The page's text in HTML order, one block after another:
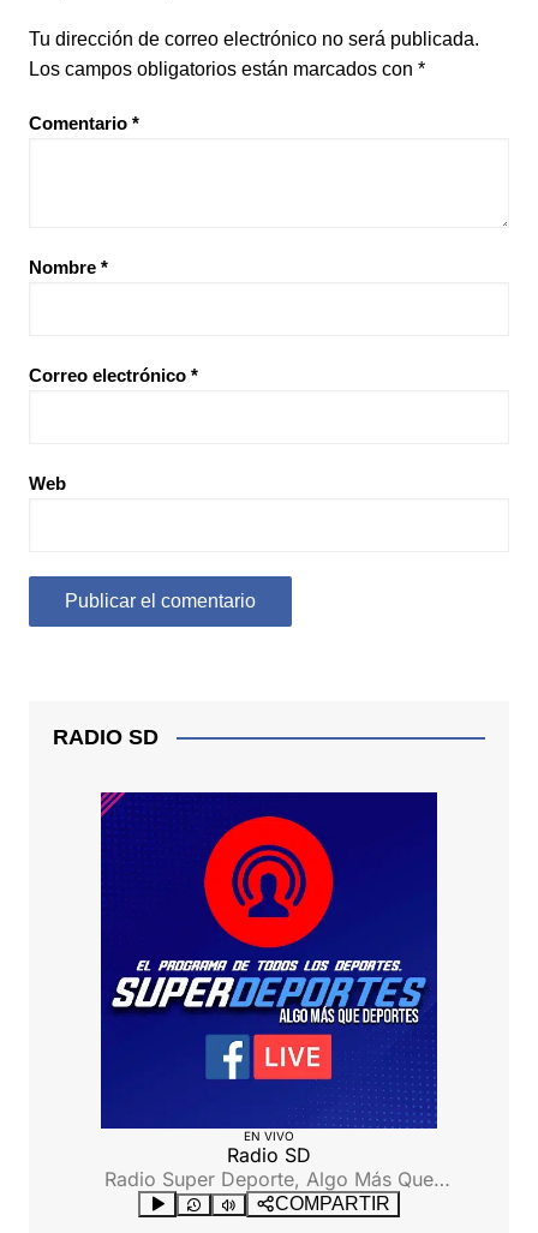
Tu dirección de correo electrónico no será publicada.
Los campos obligatorios están marcados con *
Comentario *
Nombre *
Correo electrónico *
Web
RADIO SD